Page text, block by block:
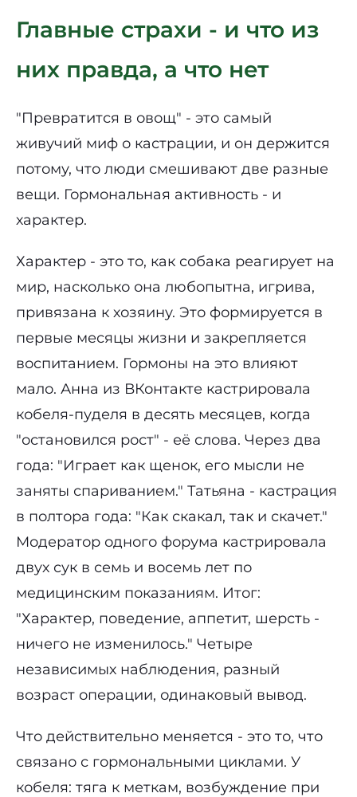
Главные страхи - и что из
них правда, а что нет
"Превратится в овощ" - это самый
живучий миф о кастрации, и он держится
потому, что люди смешивают две разные
вещи. Гормональная активность - и
характер.
Характер - это то, как собака реагирует на
мир, насколько она любопытна, игрива,
привязана к хозяину. Это формируется в
первые месяцы жизни и закрепляется
воспитанием. Гормоны на это влияют
мало. Анна из ВКонтакте кастрировала
кобеля-пуделя в десять месяцев, когда
"остановился рост" - её слова. Через два
года: "Играет как щенок, его мысли не
заняты спариванием." Татьяна - кастрация
в полтора года: "Как скакал, так и скачет."
Модератор одного форума кастрировала
двух сук в семь и восемь лет по
медицинским показаниям. Итог:
"Характер, поведение, аппетит, шерсть -
ничего не изменилось." Четыре
независимых наблюдения, разный
возраст операции, одинаковый вывод.
Что действительно меняется - это то, что
связано с гормональными циклами. У
кобеля: тяга к меткам, возбуждение при